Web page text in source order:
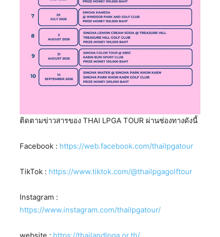
ติดตามข่าวสารของ THAI LPGA TOUR ผ่านช่องทางดังนี้
Facebook : https://web.facebook.com/thailpgatour
TikTok : https://www.tiktok.com/@thailpgagolftour
Instagram :
https://www.instagram.com/thailpgatour/